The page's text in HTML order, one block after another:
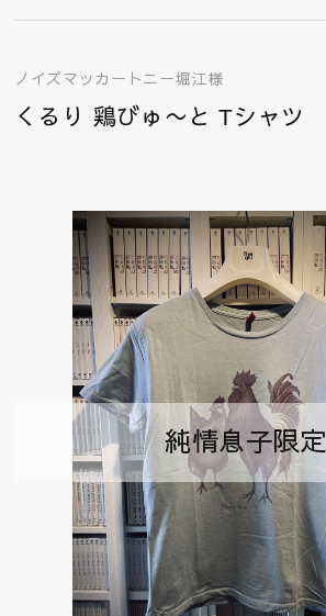
ノイズマッカートニー堀江様
くるり 鶏びゅ〜と Tシャツ
純情息子限定